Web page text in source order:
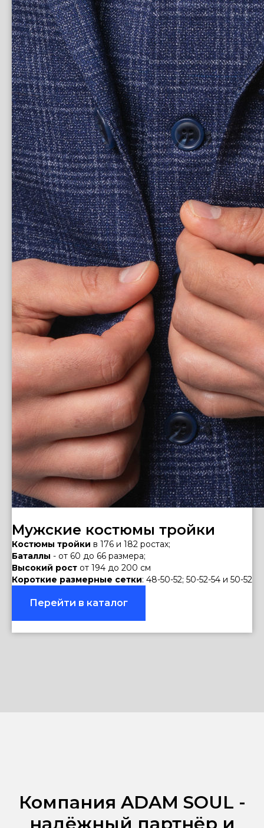
Мужские костюмы тройки
Костюмы тройки в 176 и 182 ростах;
Баталлы - от 60 до 66 размера;
Высокий рост от 194 до 200 см
Короткие размерные сетки: 48-50-52; 50-52-54 и 50-52
Перейти в каталог
Компания ADAM SOUL -
надёжный партнёр и